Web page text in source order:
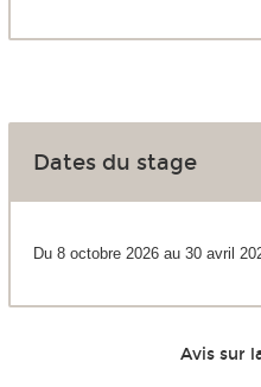
Dates du stage
Du 8 octobre 2026 au 30 avril
Avis sur